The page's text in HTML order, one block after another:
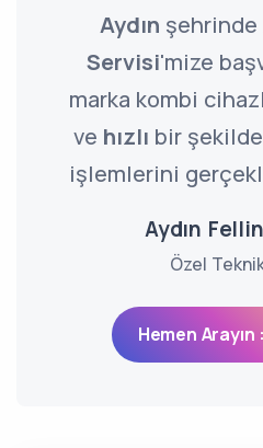
Aydın şehrinde
Servisi'mize
marka kombi
ve hızlı bir
işlemlerini
Aydın
Özel
Hemen